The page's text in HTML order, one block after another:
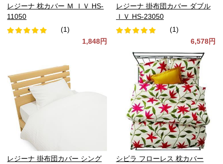
レジーナ 枕カバー Ｍ ＩＶ HS-
11050
(1)
1,848円
レジーナ 掛布団カバー ダブル
ＩＶ HS-23050
(1)
6,578円
レジーナ 掛布団カバー シング
シビラ フローレス 枕カバー